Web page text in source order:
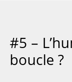
#5 –
boucle ?